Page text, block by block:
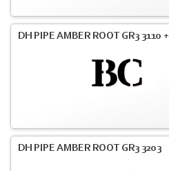
DH PIPE AMBER ROOT GR3 3110
DH PIPE AMBER ROOT GR3 3203